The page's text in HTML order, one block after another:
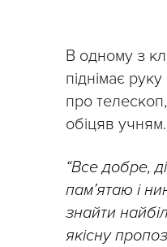
В одному з
піднімає
про
обіцяв учням.
“Все добре,
пам’ятаю і
знайти
якісну